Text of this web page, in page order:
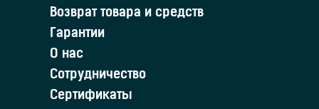
Возврат товара и средств
Гарантии
О нас
Сотрудничество
Сертификаты